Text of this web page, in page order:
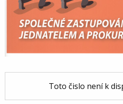
Toto čislo není k